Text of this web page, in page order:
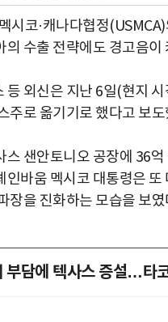
시코·캐나다협정
의 수출 전략에도 경고음이
등 외신은 지난 6일(현지
주로 옮기기로 했다고 보도
스 샌안토니오 공장에 36
인바움 멕시코 대통령은
장을 진화하는 모습을 보였
부담에 텍사스 증설…타